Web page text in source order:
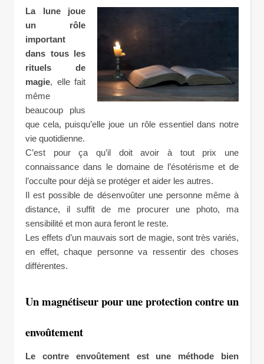
La lune joue
un rôle
important
dans tous les
rituels de
magie, elle fait
même
beaucoup plus
que cela, puisqu’elle joue un rôle essentiel dans notre
vie quotidienne.
C’est pour ça qu’il doit avoir à tout prix une
connaissance dans le domaine de l’ésotérisme et de
l’occulte pour déjà se protéger et aider les autres.
Il est possible de désenvoûter une personne même à
distance, il suffit de me procurer une photo, ma
sensibilité et mon aura feront le reste.
Les effets d’un mauvais sort de magie, sont très variés,
en effet, chaque personne va ressentir des choses
différentes.
Un magnétiseur pour une protection contre un
envoûtement
Le contre envoûtement est une méthode bien